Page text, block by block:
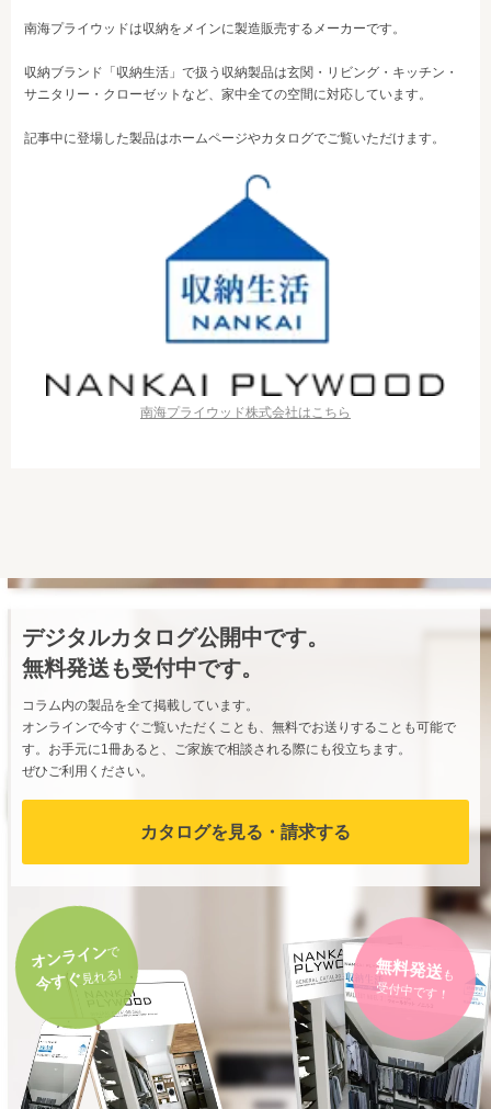
南海プライウッドは収納をメインに製造販売するメーカーです。
収納ブランド「収納生活」で扱う収納製品は玄関・リビング・キッチン・
サニタリー・クローゼットなど、家中全ての空間に対応しています。
記事中に登場した製品はホームページやカタログでご覧いただけます。
南海プライウッド株式会社はこちら
デジタルカタログ公開中です。
無料発送も受付中です。
コラム内の製品を全て掲載しています。
オンラインで今すぐご覧いただくことも、無料でお送りすることも可能で
す。お手元に1冊あると、ご家族で相談される際にも役立ちます。
ぜひご利用ください。
カタログを見る・請求する
オンライン
今すぐ 見れる! 無料発送 も
受付中です！